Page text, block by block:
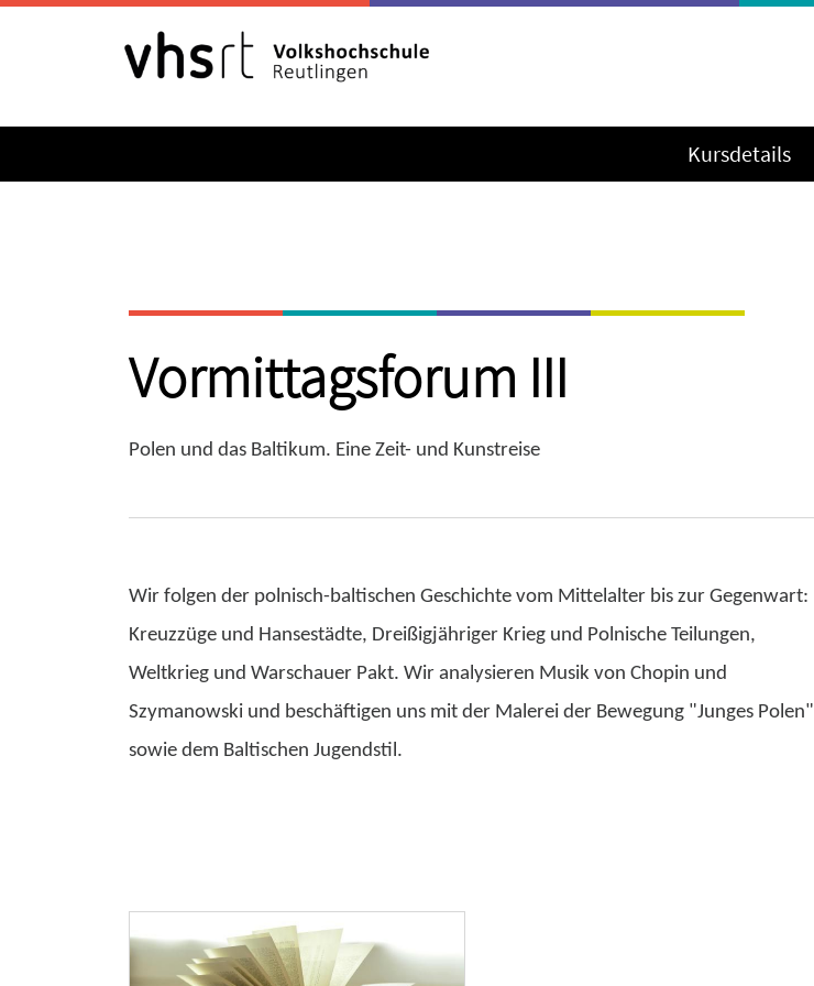
Kursdetails
Vormittagsforum III
Polen und das Baltikum. Eine Zeit- und Kunstreise
Wir folgen der polnisch-baltischen Geschichte vom Mittelalter bis zur Gegenwart:
Kreuzzüge und Hansestädte, Dreißigjähriger Krieg und Polnische Teilungen,
Weltkrieg und Warschauer Pakt. Wir analysieren Musik von Chopin und
Szymanowski und beschäftigen uns mit der Malerei der Bewegung "Junges Polen"
sowie dem Baltischen Jugendstil.